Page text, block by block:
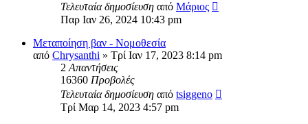
Τελευταία δημοσίευση από Μάριος
Παρ Ιαν 26, 2024 10:43 pm
Μεταποίηση βαν - Νομοθεσία
από Chrysanthi » Τρί Ιαν 17, 2023 8:14 pm
2 Απαντήσεις
16360 Προβολές
Τελευταία δημοσίευση από tsiggeno
Τρί Μαρ 14, 2023 4:57 pm